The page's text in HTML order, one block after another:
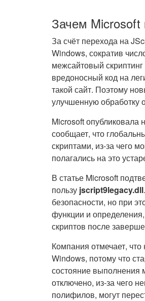
Зачем
За счёт перехода на
Windows, сократив
межсайтовый
вредоносный код на
такой сайт. Поэтому
улучшенную обработку
Microsoft
сообщает, что
скриптами, из-за чего
полагались на это
В статье Microsoft
пользу jscript9legacy.dll
безопасности, но при
функции и
скриптов после
Компания отмечает,
Windows, потому что
состояние выполнения
отключено, из-за чего
полифилов, могут